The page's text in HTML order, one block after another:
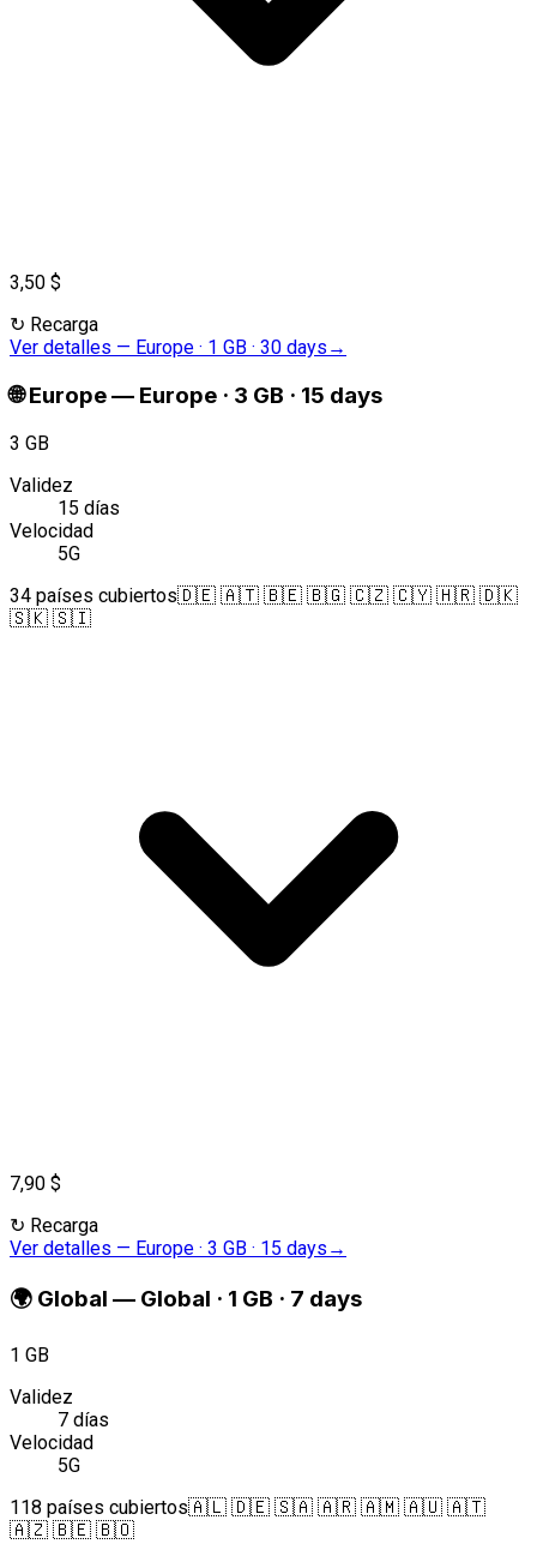
3,50 $
↻ Recarga
Ver detalles — Europe · 1 GB · 30 days →
🌐 Europe— Europe · 3 GB · 15 days
3 GB
Validez
15 días
Velocidad
5G
34 países cubiertos🇩🇪 🇦🇹 🇧🇪 🇧🇬 🇨🇿 🇨🇾 🇭🇷 🇩🇰
🇸🇰 🇸🇮
7,90 $
↻ Recarga
Ver detalles — Europe · 3 GB · 15 days →
🌍 Global — Global · 1 GB · 7 days
1 GB
Validez
7 días
Velocidad
5G
118 países cubiertos🇦🇱 🇩🇪 🇸🇦 🇦🇷 🇦🇲 🇦🇺 🇦🇹
🇦🇿 🇧🇪 🇧🇴